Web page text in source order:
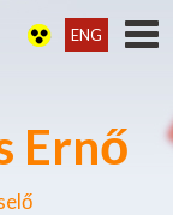
Ernő
ENG